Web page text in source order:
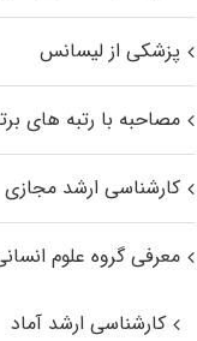
پزشکی از لیسانس
مصاحبه با رتبه های
کارشناسی ارشد مجازی
معرفی گروه علوم
کارشناسی ارشد آماد